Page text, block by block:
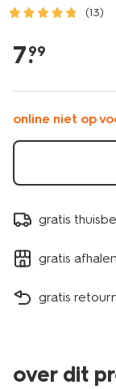
(13)
slapen/
spiraal-
7578061.html
7.
99
online niet op
gratis
gratis
gratis
over dit